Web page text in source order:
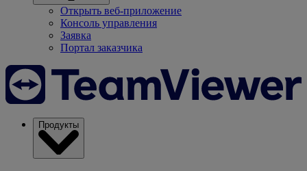
Открыть веб-приложение
Консоль управления
Заявка
Портал заказчика
Продукты